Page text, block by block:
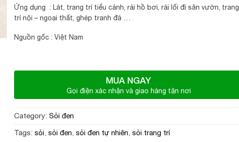
Ứng dụng : Lát, trang trí tiểu cảnh, rải hồ bơi, rải lối đi sân vườn, trang
trí nội – ngoại thất, ghép tranh đá …
Nguồn gốc : Việt Nam
MUA NGAY
Gọi điện xác nhận và giao hàng tận nơi
Category: Sỏi đen
Tags: sỏi, sỏi đen, sỏi đen tự nhiên, sỏi trang trí